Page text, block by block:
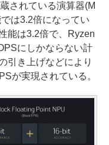
されている演算器(M
は3.2倍になってい
能は3.2倍で、Ryzen
にしかならない計
引き上げなどにより
が実現されている。